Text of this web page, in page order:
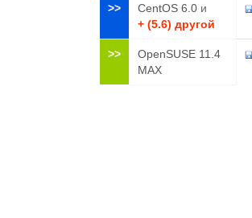
>> CentOS 6.0 и
+ (5.6) другой
>>
OpenSUSE 11.4
MAX